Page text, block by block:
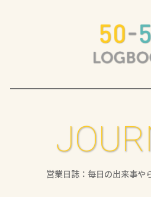
営業日誌：毎日の出来事や